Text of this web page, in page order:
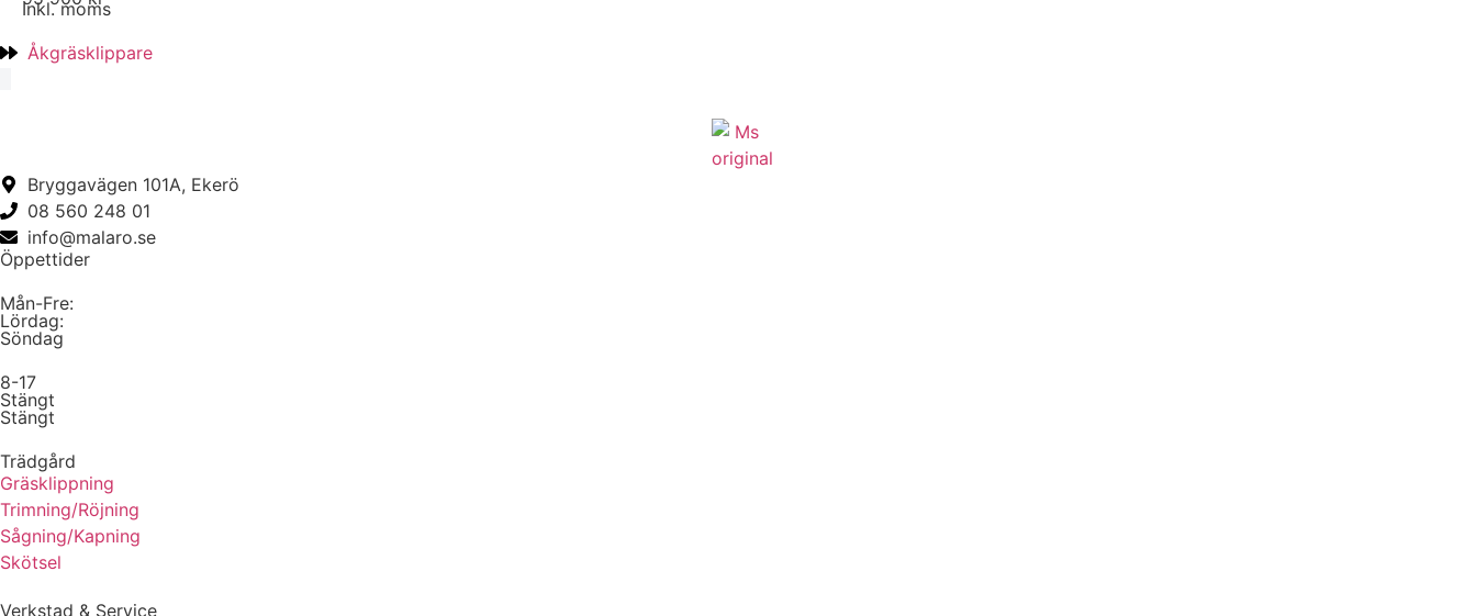
Inkl. moms
Åkgräsklippare
Bryggavägen 101A, Ekerö
08 560 248 01
info@malaro.se
Öppettider
Mån-Fre:
Lördag:
Söndag
8-17
Stängt
Stängt
Trädgård
Gräsklippning
Trimning/Röjning
Sågning/Kapning
Skötsel
Verkstad & Service